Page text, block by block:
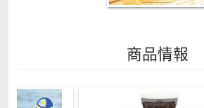
商品情報